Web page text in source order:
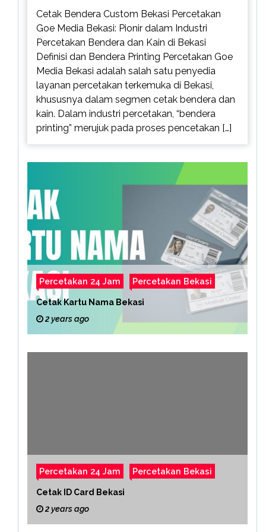
Cetak Bendera Custom Bekasi Percetakan
Goe Media Bekasi: Pionir dalam Industri
Percetakan Bendera dan Kain di Bekasi
Definisi dan Bendera Printing Percetakan Goe
Media Bekasi adalah salah satu penyedia
layanan percetakan terkemuka di Bekasi,
khususnya dalam segmen cetak bendera dan
kain. Dalam industri percetakan, “bendera
printing” merujuk pada proses pencetakan […]
Percetakan 24 Jam Percetakan Bekasi
Cetak Kartu Nama Bekasi
2 years ago
Percetakan 24 Jam Percetakan Bekasi
Cetak ID Card Bekasi
2 years ago